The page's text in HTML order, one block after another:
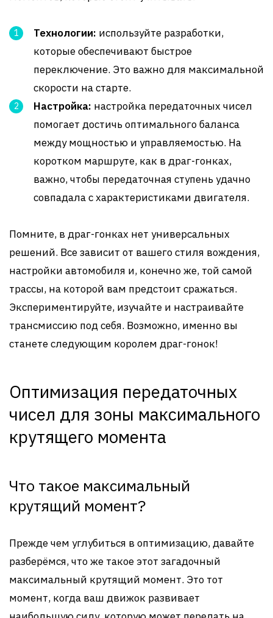
Технологии: используйте разработки,
которые обеспечивают быстрое
переключение. Это важно для максимальной
скорости на старте.
Настройка: настройка передаточных чисел
помогает достичь оптимального баланса
между мощностью и управляемостью. На
коротком маршруте, как в драг-гонках,
важно, чтобы передаточная ступень удачно
совпадала с характеристиками двигателя.
Помните, в драг-гонках нет универсальных
решений. Все зависит от вашего стиля вождения,
настройки автомобиля и, конечно же, той самой
трассы, на которой вам предстоит сражаться.
Экспериментируйте, изучайте и настраивайте
трансмиссию под себя. Возможно, именно вы
станете следующим королем драг-гонок!
Оптимизация передаточных
чисел для зоны максимального
крутящего момента
Что такое максимальный
крутящий момент?
Прежде чем углубиться в оптимизацию, давайте
разберёмся, что же такое этот загадочный
максимальный крутящий момент. Это тот
момент, когда ваш движок развивает